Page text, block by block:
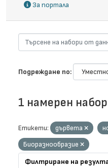
За портала
Подреждане по
1 намерен
Етикети: дървета
Биоразнообразие
Филтриране на